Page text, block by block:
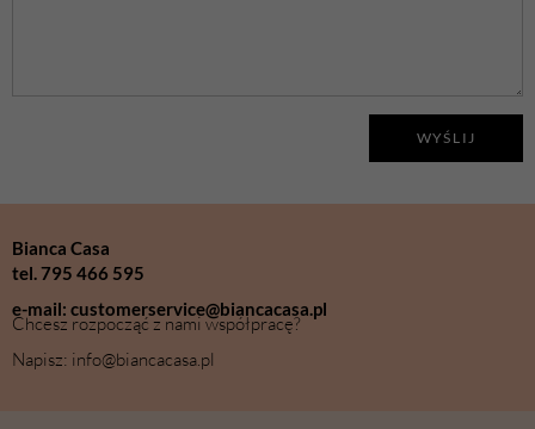
WYŚLIJ
Bianca Casa
tel. 795 466 595
e-mail: customerservice@biancacasa.pl
Chcesz rozpocząć z nami współpracę?
Napisz: info@biancacasa.pl